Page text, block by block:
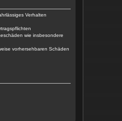
Verhalten
wie insbesondere
vorhersehbaren Schäden